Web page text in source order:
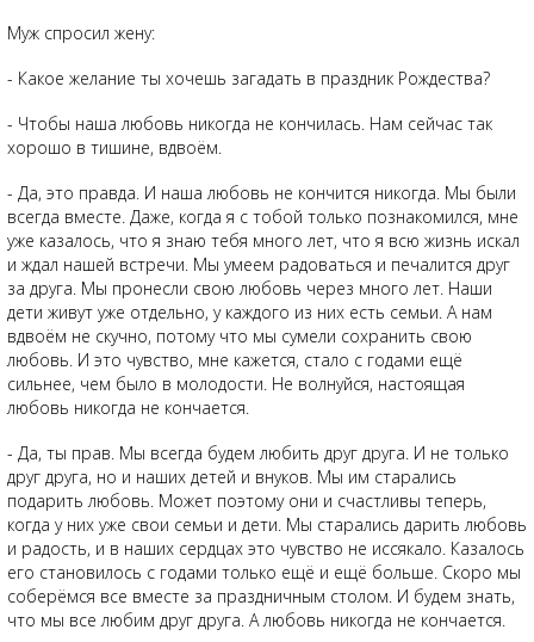
Муж спросил жену:
- Какое желание ты хочешь загадать в праздник Рождества?
- Чтобы наша любовь никогда не кончилась. Нам сейчас так
хорошо в тишине, вдвоём.
- Да, это правда. И наша любовь не кончится никогда. Мы были
всегда вместе. Даже, когда я с тобой только познакомился, мне
уже казалось, что я знаю тебя много лет, что я всю жизнь искал
и ждал нашей встречи. Мы умеем радоваться и печалится друг
за друга. Мы пронесли свою любовь через много лет. Наши
дети живут уже отдельно, у каждого из них есть семьи. А нам
вдвоём не скучно, потому что мы сумели сохранить свою
любовь. И это чувство, мне кажется, стало с годами ещё
сильнее, чем было в молодости. Не волнуйся, настоящая
любовь никогда не кончается.
- Да, ты прав. Мы всегда будем любить друг друга. И не только
друг друга, но и наших детей и внуков. Мы им старались
подарить любовь. Может поэтому они и счастливы теперь,
когда у них уже свои семьи и дети. Мы старались дарить любовь
и радость, и в наших сердцах это чувство не иссякало. Казалось
его становилось с годами только ещё и ещё больше. Скоро мы
соберёмся все вместе за праздничным столом. И будем знать,
что мы все любим друг друга. А любовь никогда не кончается.